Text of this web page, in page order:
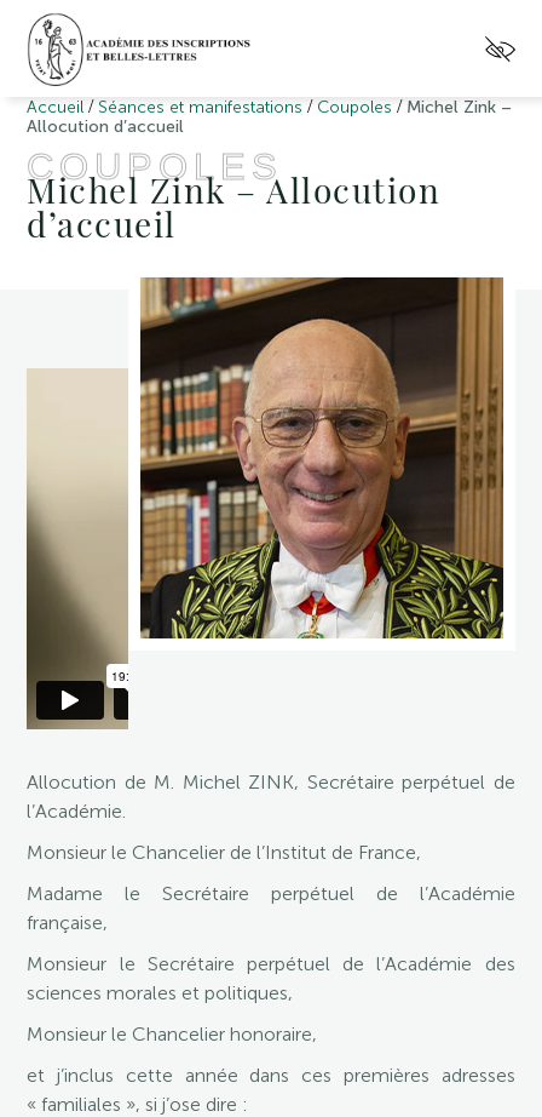
Accueil / Séances et manifestations / Coupoles / Michel Zink –
Allocution d’accueil
COUPOLES
Michel Zink – Allocution
d’accueil
Allocution de M. Michel ZINK, Secrétaire perpétuel de
l’Académie.
Monsieur le Chancelier de l’Institut de France,
Madame le Secrétaire perpétuel de l’Académie
française,
Monsieur le Secrétaire perpétuel de l’Académie des
sciences morales et politiques,
Monsieur le Chancelier honoraire,
et j’inclus cette année dans ces premières adresses
« familiales », si j’ose dire :